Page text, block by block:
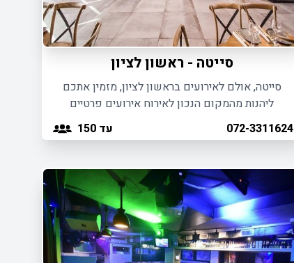
סייטה - ראשון לציון
סייטה, אולם לאירועים בראשון לציון, מזמין אתכם
ליהנות מהמקום הנכון לאירוח אירועים פרטיים
ועסקיים באווירה אינטימית ומאוד מיוחדת.
072-3311624 עד 150